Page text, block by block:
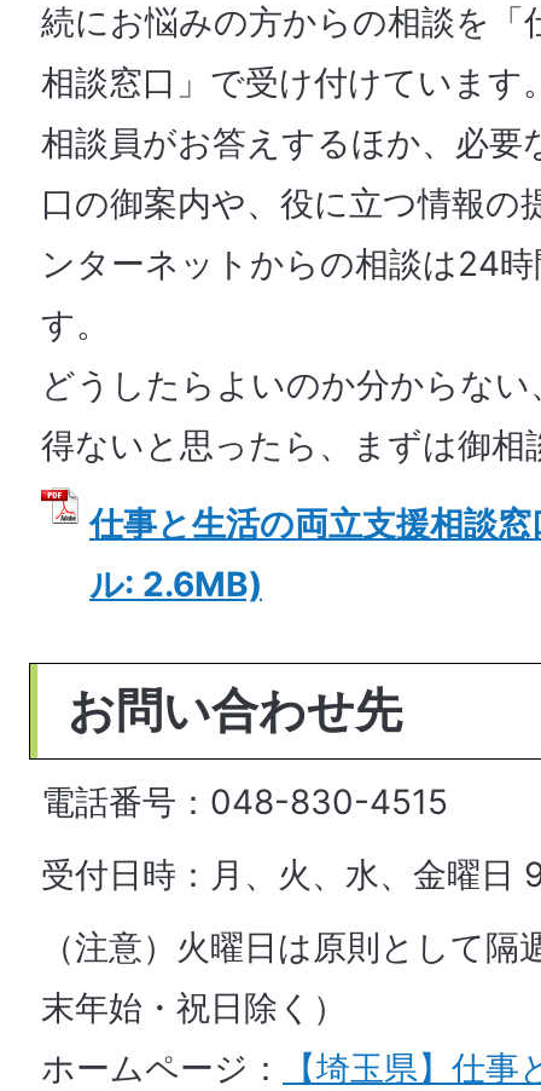
続にお悩みの方からの相談を「
相談窓口」で受け付けています
相談員がお答えするほか、必要
口の御案内や、役に立つ情報の
ンターネットからの相談は24
す。
どうしたらよいのか分からな
得ないと思ったら、まずは御相
仕事と生活の両立支援相談
ル: 2.6MB)
お問い合わせ先
電話番号：048-830-4515
受付日時：月、火、水、金曜日
（注意）火曜日は原則として隔
末年始・祝日除く）
ホームページ：
【埼玉県】仕